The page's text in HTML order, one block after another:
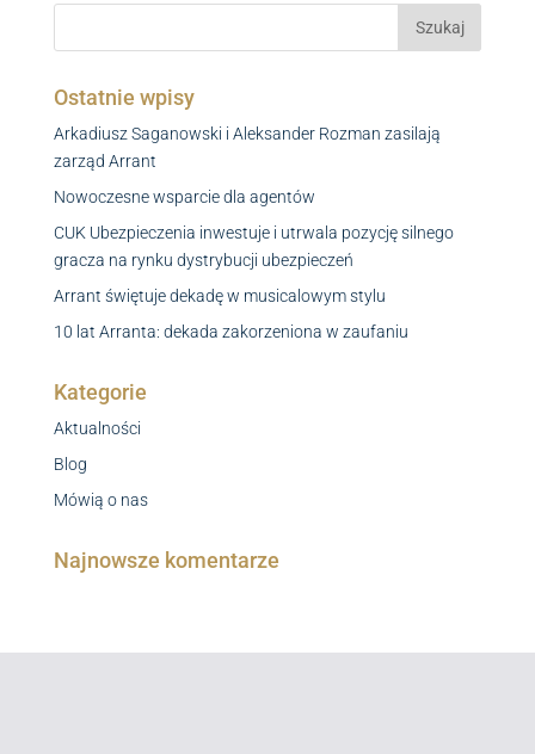
Ostatnie wpisy
Arkadiusz Saganowski i Aleksander Rozman zasilają
zarząd Arrant
Nowoczesne wsparcie dla agentów
CUK Ubezpieczenia inwestuje i utrwala pozycję silnego
gracza na rynku dystrybucji ubezpieczeń
Arrant świętuje dekadę w musicalowym stylu
10 lat Arranta: dekada zakorzeniona w zaufaniu
Kategorie
Aktualności
Blog
Mówią o nas
Najnowsze komentarze